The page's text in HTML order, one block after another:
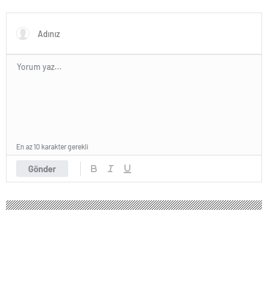
Haberleri
Gönder
En az 10 karakter gerekli